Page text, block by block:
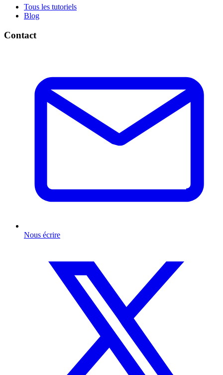
Tous les tutoriels
Blog
Contact
Nous écrire